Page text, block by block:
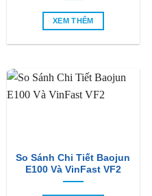
XEM THÊM
So Sánh Chi Tiết Baojun
E100 Và VinFast VF2